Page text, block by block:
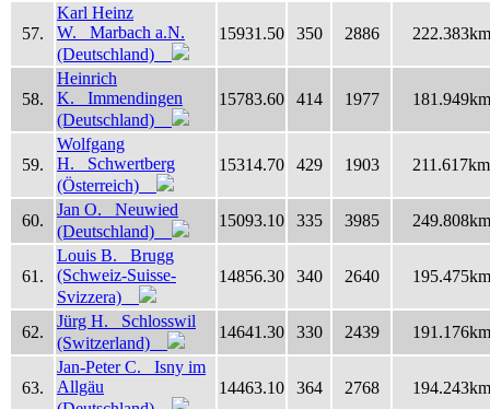
57.
Karl Heinz
W. Marbach a.N.
(Deutschland)
15931.50 350 2886 222.383km
58.
Heinrich
K. Immendingen
(Deutschland)
15783.60 414 1977 181.949km
59.
Wolfgang
H. Schwertberg
(Österreich)
15314.70 429 1903 211.617km
60.
Jan O. Neuwied
(Deutschland)
15093.10 335 3985 249.808km
61.
Louis B. Brugg
(Schweiz-Suisse-
Svizzera)
14856.30 340 2640 195.475km
62.
Jürg H. Schlosswil
(Switzerland)
14641.30 330 2439 191.176km
63.
Jan-Peter C. Isny im
Allgäu
14463.10 364 2768 194.243km